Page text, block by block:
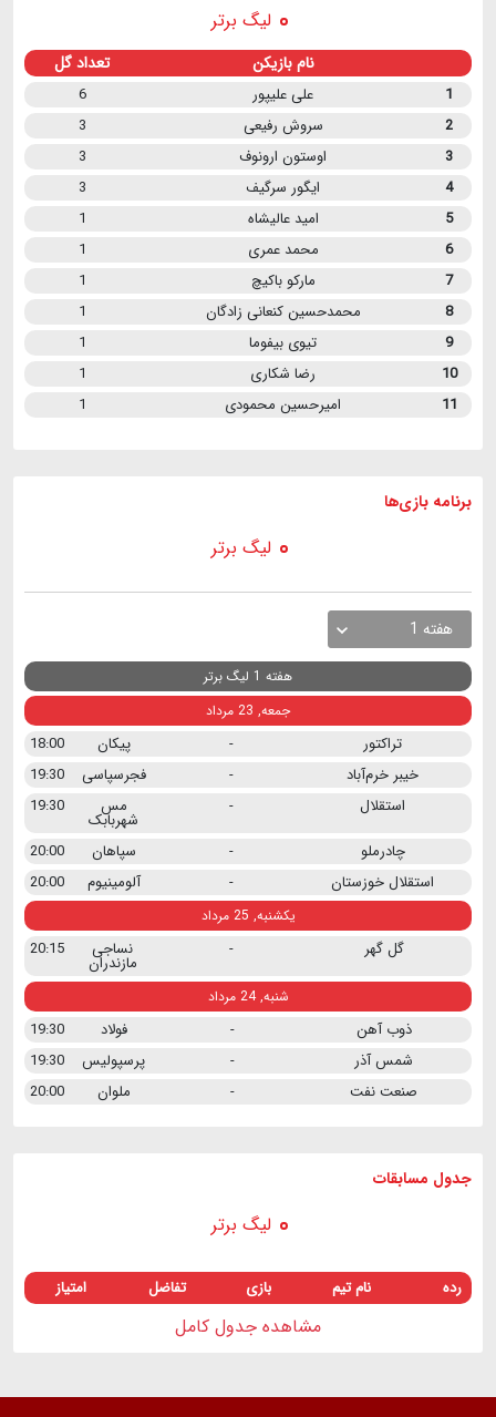
لیگ برتر
نام بازیکن تعداد گل
1 علی علیپور
6
2
سروش رفیعی
3
3
اوستون ارونوف
3
4
ایگور سرگیف
3
5
امید عالیشاه
1
6
محمد عمری
1
7
مارکو باکیچ
1
8
محمدحسین کنعانی زادگان
1
9
تیوی بیفوما
1
10
رضا شکاری
1
11
امیرحسین محمودی 1
برنامه بازی ها
لیگ برتر
هفته 1
هفته 1 لیگ برتر
جمعه, 23 مرداد
تراکتور - پیکان
18:00
خیبر خرم‌آباد
- فجرسپاسی
19:30
استقلال
- مس
شهربابک
19:30
چادرملو
- سپاهان
20:00
استقلال خوزستان
- آلومینیوم 20:00
یکشنبه, 25 مرداد
گل گهر - نساجی
مازندران
20:15
شنبه, 24 مرداد
ذوب آهن - فولاد
19:30
شمس آذر
- پرسپولیس
19:30
صنعت نفت
- ملوان 20:00
جدول مسابقات
لیگ برتر
رده نام تیم بازی تفاضل امتیاز
مشاهده جدول کامل